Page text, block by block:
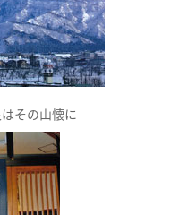
その山懐に